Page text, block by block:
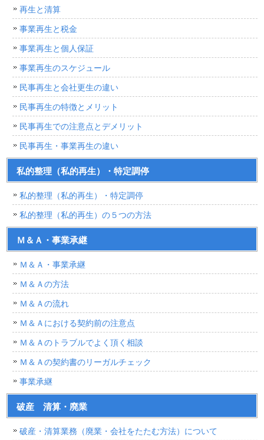
再生と清算
事業再生と税金
事業再生と個人保証
事業再生のスケジュール
民事再生と会社更生の違い
民事再生の特徴とメリット
民事再生での注意点とデメリット
民事再生・事業再生の違い
私的整理（私的再生）・特定調停
私的整理（私的再生）・特定調停
私的整理（私的再生）の５つの方法
Ｍ＆Ａ・事業承継
Ｍ＆Ａ・事業承継
Ｍ＆Ａの方法
Ｍ＆Ａの流れ
Ｍ＆Ａにおける契約前の注意点
Ｍ＆Ａのトラブルでよく頂く相談
Ｍ＆Ａの契約書のリーガルチェック
事業承継
破産 清算・廃業
破産・清算業務（廃業・会社をたたむ方法）について